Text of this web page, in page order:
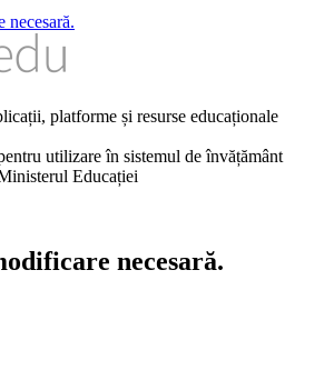
necesară.
platforme și resurse educaționale
utilizare în sistemul de învățământ
Educației
necesară.